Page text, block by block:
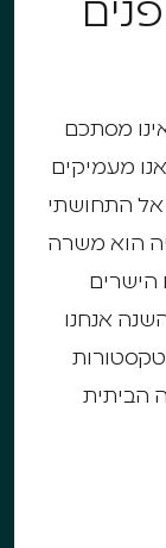
כבר מזמן אינו מסתכם
מעמיקים
אל התחושתי
הוא משרה
הישרים
אנחנו
הביתית